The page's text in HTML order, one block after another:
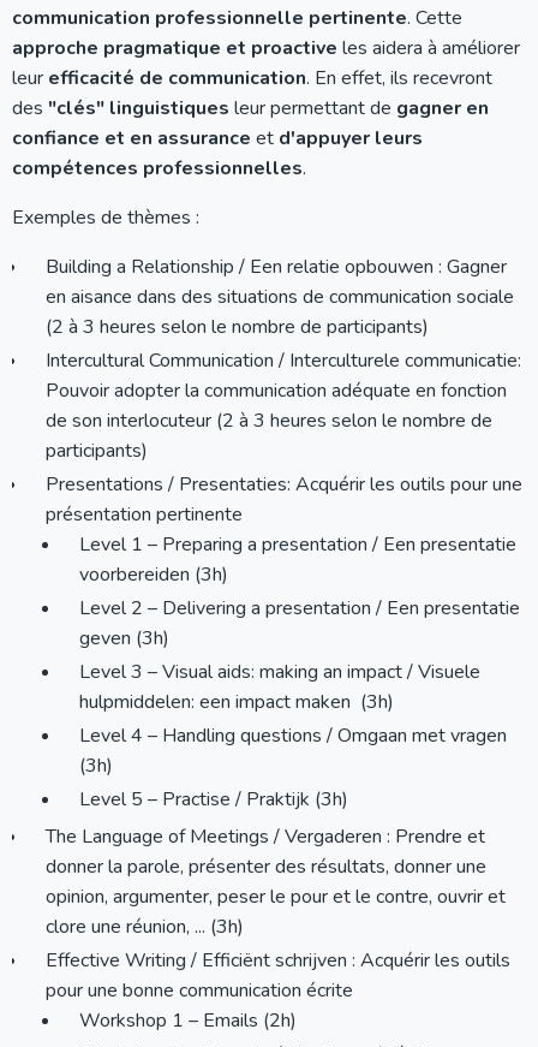
communication professionnelle pertinente. Cette
approche pragmatique et proactive les aidera à améliorer
leur efficacité de communication. En effet, ils recevront
des "clés" linguistiques leur permettant de gagner en
confiance et en assurance et d'appuyer leurs
compétences professionnelles.
Exemples de thèmes :
Building a Relationship / Een relatie opbouwen : Gagner
en aisance dans des situations de communication sociale
(2 à 3 heures selon le nombre de participants)
Intercultural Communication / Interculturele communicatie:
Pouvoir adopter la communication adéquate en fonction
de son interlocuteur (2 à 3 heures selon le nombre de
participants)
Presentations / Presentaties: Acquérir les outils pour une
présentation pertinente
Level 1 – Preparing a presentation / Een presentatie
voorbereiden (3h)
Level 2 – Delivering a presentation / Een presentatie
geven (3h)
Level 3 – Visual aids: making an impact / Visuele
hulpmiddelen: een impact maken (3h)
Level 4 – Handling questions / Omgaan met vragen
(3h)
Level 5 – Practise / Praktijk (3h)
The Language of Meetings / Vergaderen : Prendre et
donner la parole, présenter des résultats, donner une
opinion, argumenter, peser le pour et le contre, ouvrir et
clore une réunion, ... (3h)
Effective Writing / Efficiënt schrijven : Acquérir les outils
pour une bonne communication écrite
Workshop 1 – Emails (2h)